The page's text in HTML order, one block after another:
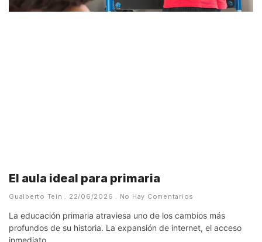
El aula ideal para primaria
Gualberto Tein 22/06/2026 No Hay Comentarios
La educación primaria atraviesa uno de los cambios más
profundos de su historia. La expansión de internet, el acceso
inmediato